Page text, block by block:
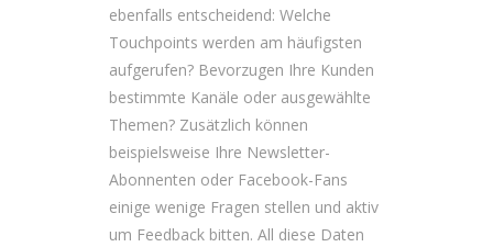
ebenfalls entscheidend: Welche
Touchpoints werden am häufigsten
aufgerufen? Bevorzugen Ihre Kunden
bestimmte Kanäle oder ausgewählte
Themen? Zusätzlich können
beispielsweise Ihre Newsletter-
Abonnenten oder Facebook-Fans
einige wenige Fragen stellen und aktiv
um Feedback bitten. All diese Daten